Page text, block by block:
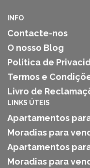
INFO
Contacte-nos
O nosso Blog
Política de
Termos e
Livro de
LINKS ÚTEIS
Apartamentos
Moradias para
Apartamentos
Moradias para